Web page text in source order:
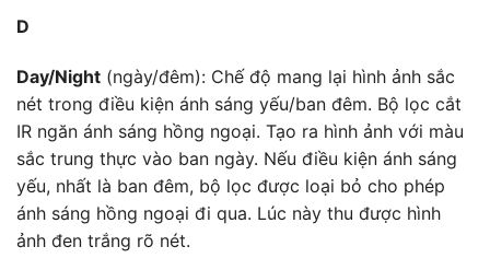
D
Day/Night (ngày/đêm): Chế độ mang lại hình ảnh sắc
nét trong điều kiện ánh sáng yếu/ban đêm. Bộ lọc cắt
IR ngăn ánh sáng hồng ngoại. Tạo ra hình ảnh với màu
sắc trung thực vào ban ngày. Nếu điều kiện ánh sáng
yếu, nhất là ban đêm, bộ lọc được loại bỏ cho phép
ánh sáng hồng ngoại đi qua. Lúc này thu được hình
ảnh đen trắng rõ nét.